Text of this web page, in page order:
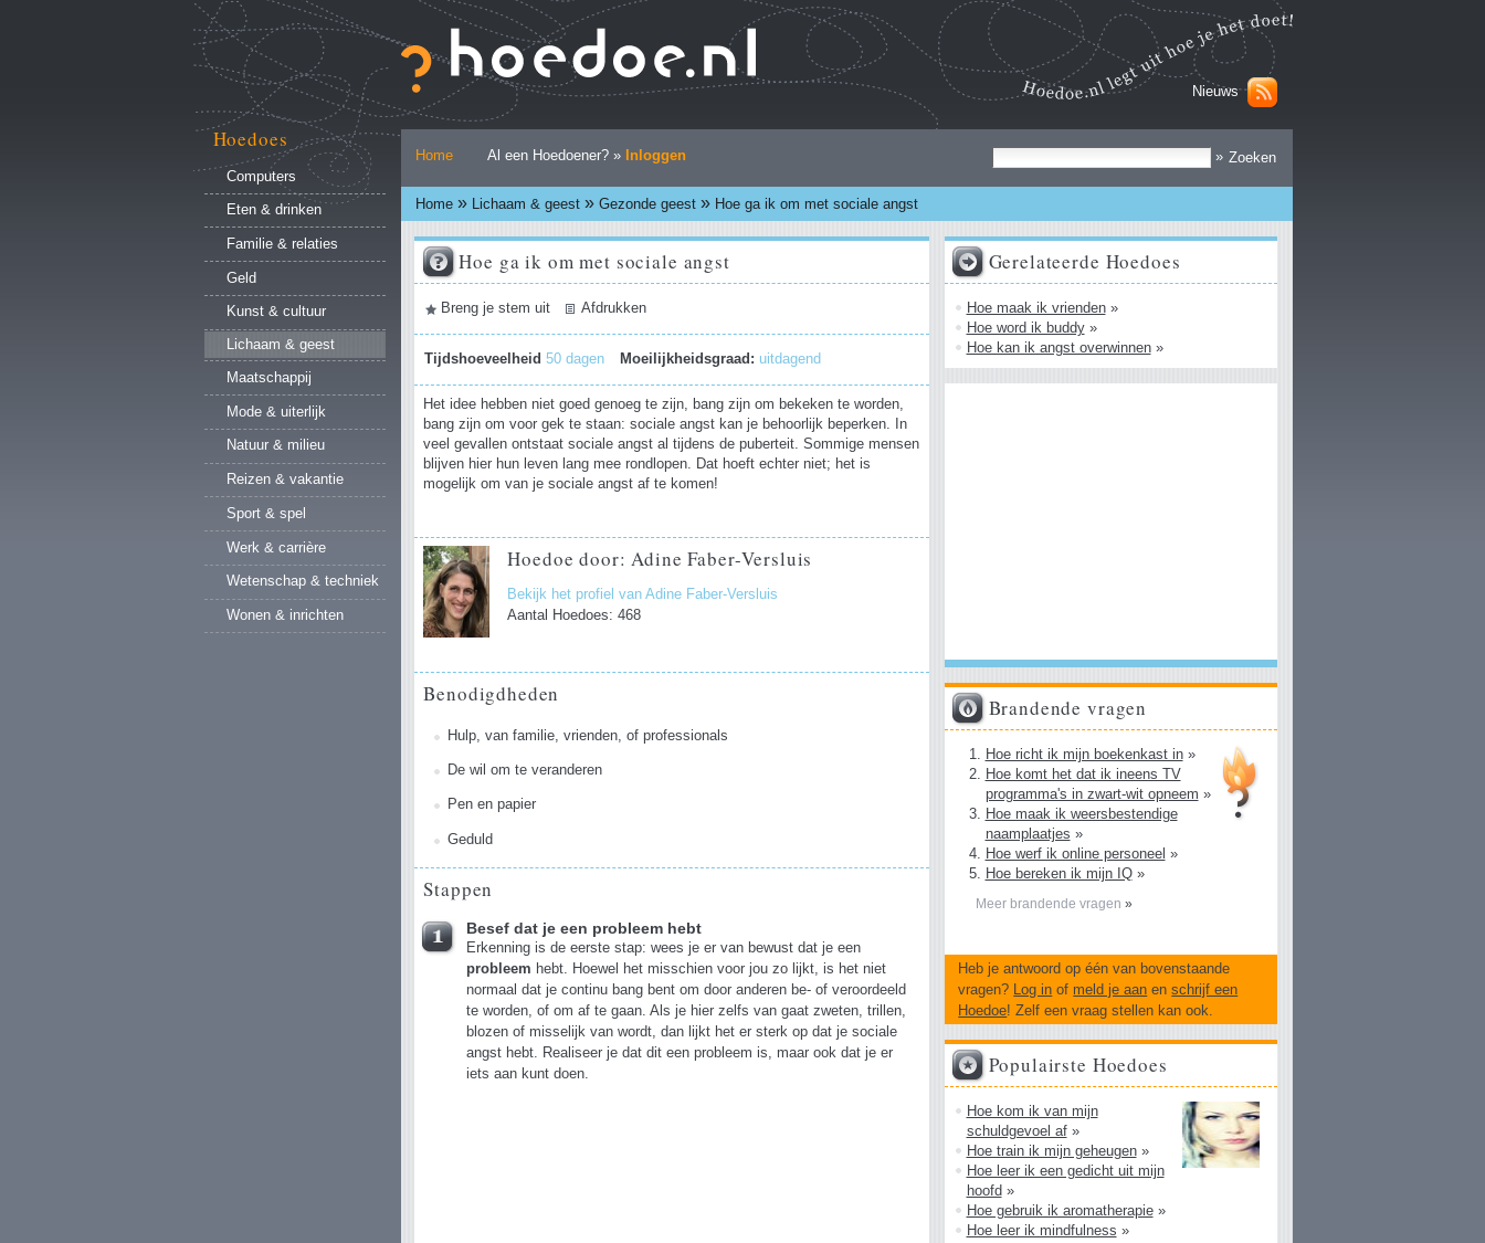
naar
inhoud.
Ga
naar
navigatie
Nieuws
»
Persoonlijke
hulpmiddelen
Home Al een Hoedoener? » Inloggen
Home » Lichaam & geest » Gezonde geest » Hoe ga ik om met sociale angst
Hoedoes
Computers
Eten & drinken
Familie & relaties
Geld
Kunst & cultuur
Lichaam & geest
Maatschappij
Mode & uiterlijk
Natuur & milieu
Reizen & vakantie
Sport & spel
Werk & carrière
Wetenschap & techniek
Wonen & inrichten
Hoe ga ik om met sociale angst
Document
Breng je stem uit Afdrukken
Tijdshoeveelheid 50 dagen Moeilijkheidsgraad: uitdagend
Het idee hebben niet goed genoeg te zijn, bang zijn om bekeken te worden,
bang zijn om voor gek te staan: sociale angst kan je behoorlijk beperken. In
veel gevallen ontstaat sociale angst al tijdens de puberteit. Sommige mensen
blijven hier hun leven lang mee rondlopen. Dat hoeft echter niet; het is
mogelijk om van je sociale angst af te komen!
Hoedoe door: Adine Faber-Versluis
Bekijk het profiel van Adine Faber-Versluis
Aantal Hoedoes: 468
Benodigdheden
Hulp, van familie, vrienden, of professionals
De wil om te veranderen
Pen en papier
Geduld
Stappen
Besef dat je een probleem hebt
Erkenning is de eerste stap: wees je er van bewust dat je een
probleem hebt. Hoewel het misschien voor jou zo lijkt, is het niet
normaal dat je continu bang bent om door anderen be- of veroordeeld
te worden, of om af te gaan. Als je hier zelfs van gaat zweten, trillen,
blozen of misselijk van wordt, dan lijkt het er sterk op dat je sociale
angst hebt. Realiseer je dat dit een probleem is, maar ook dat je er
iets aan kunt doen.
Gerelateerde Hoedoes
Hoe maak ik vrienden»
Hoe word ik buddy»
Hoe kan ik angst overwinnen»
Brandende vragen
Hoe richt ik mijn boekenkast in»
Hoe komt het dat ik ineens TV
programma's in zwart-wit opneem »
Hoe maak ik weersbestendige
naamplaatjes »
Hoe werf ik online personeel »
Hoe bereken ik mijn IQ»
Meer brandende vragen »
Heb je antwoord op één van bovenstaande
vragen?
Log in of meld je aan enschrijf een
Hoedoe! Zelf een vraag stellen kan ook.
Populairste Hoedoes
Hoe kom ik van mijn
schuldgevoel af»
Hoe train ik mijn geheugen»
Hoe leer ik een gedicht uit mijn
hoofd »
Hoe gebruik ik aromatherapie»
Hoe leer ik mindfulness »